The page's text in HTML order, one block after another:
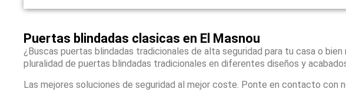
Puertas blindadas clasicas en El Masnou
¿Buscas puertas blindadas tradicionales de alta seguridad para tu casa o
pluralidad de puertas blindadas tradicionales en diferentes diseños y
Las mejores soluciones de seguridad al mejor coste. Ponte en contacto con